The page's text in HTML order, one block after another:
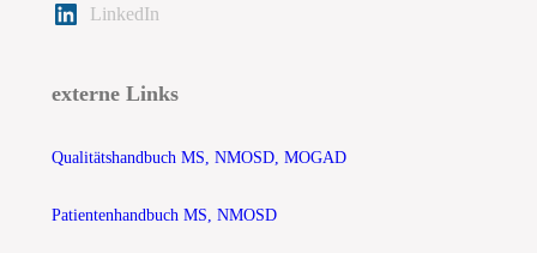
LinkedIn
externe Links
Qualitätshandbuch MS, NMOSD, MOGAD
Patientenhandbuch MS, NMOSD